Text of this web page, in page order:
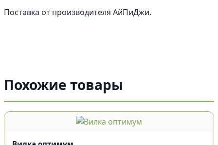
Поставка от производителя АйПиДжи.
Похожие товары